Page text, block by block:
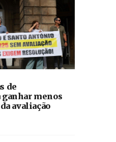
de
menos
avaliação